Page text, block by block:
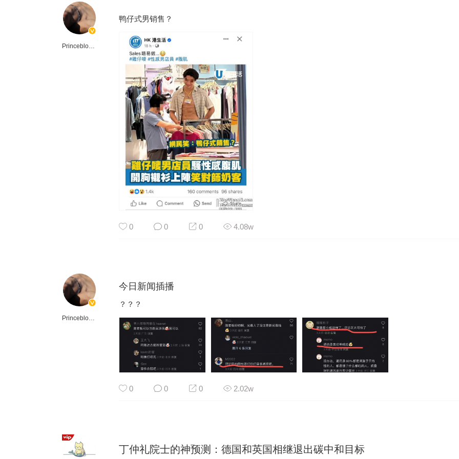
Princeblogboy
鸭仔式男销售？
0 0 0 4.08w
Princeblogboy
今日新闻插播
？？？
0 0 0 2.02w
丁仲礼院士的神预测：德国和英国相继退出碳中和目标